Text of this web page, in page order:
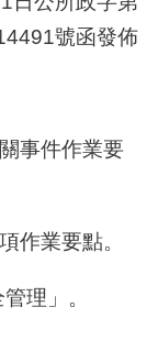
號函發佈
事件作業要
作業要點。
理」。